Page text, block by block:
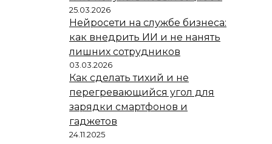
25.03.2026
Нейросети на службе бизнеса:
как внедрить ИИ и не нанять
лишних сотрудников
03.03.2026
Как сделать тихий и не
перегревающийся угол для
зарядки смартфонов и
гаджетов
24.11.2025